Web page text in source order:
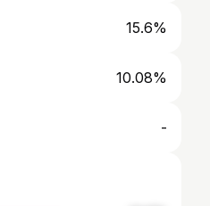
15.6%
10.08%
-